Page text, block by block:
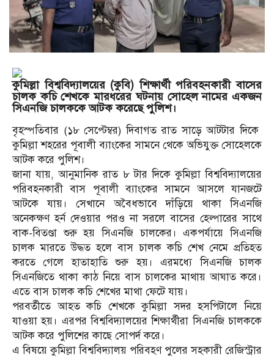
কুমিল্লা বিশ্ববিদ্যালয়ের (কুবি) শিক্ষার্থী পরিবহনকারী বাসের
চালক কচি শেখকে মারধরের ঘটনায় সোহেল নামের একজন
সিএনজি চালককে আটক করেছে পুলিশ।
বৃহস্পতিবার (১৮ সেপ্টেম্বর) দিবাগত রাত সাড়ে আটটার দিকে
কুমিল্লা শহরের পূবালী ব্যাংকের সামনে থেকে অভিযুক্ত সোহেলকে
আটক করে পুলিশ।
জানা যায়, আনুমানিক রাত ৮ টার দিকে কুমিল্লা বিশ্ববিদ্যালয়ের
পরিবহনকারী বাস পূবালী ব্যাংকের সামনে আসলে যানজটে
আটকে যায়। সেখানে অবৈধভাবে দাঁড়িয়ে থাকা সিএনজি
অনেকক্ষণ হর্ন দেওয়ার পরও না সরলে বাসের হেল্পারের সাথে
বাক-বিতণ্ডা শুরু হয় সিএনজি চালকের। একপর্যায়ে সিএনজি
চালক মারতে উদ্ধত হলে বাস চালক কচি শেখ নেমে প্রতিহত
করতে গেলে হাতাহাতি শুরু হয়। এরমধ্যে সিএনজি চালক
সিএনজিতে থাকা কাঠ নিয়ে বাস চালকের মাথায় আঘাত করে।
এতে বাস চালক কচি শেখের মাথা ফেটে যায়।
পরবর্তীতে আহত কচি শেখকে কুমিল্লা সদর হসপিটালে নিয়ে
যাওয়া হয়। এরপর বিশ্ববিদ্যালয়ের শিক্ষার্থীরা সিএনজি চালককে
আটক করে পুলিশের কাছে সোপর্দ করে।
এ বিষয়ে কুমিল্লা বিশ্ববিদ্যালয় পরিবহণ পুলের সহকারী রেজিস্ট্রার